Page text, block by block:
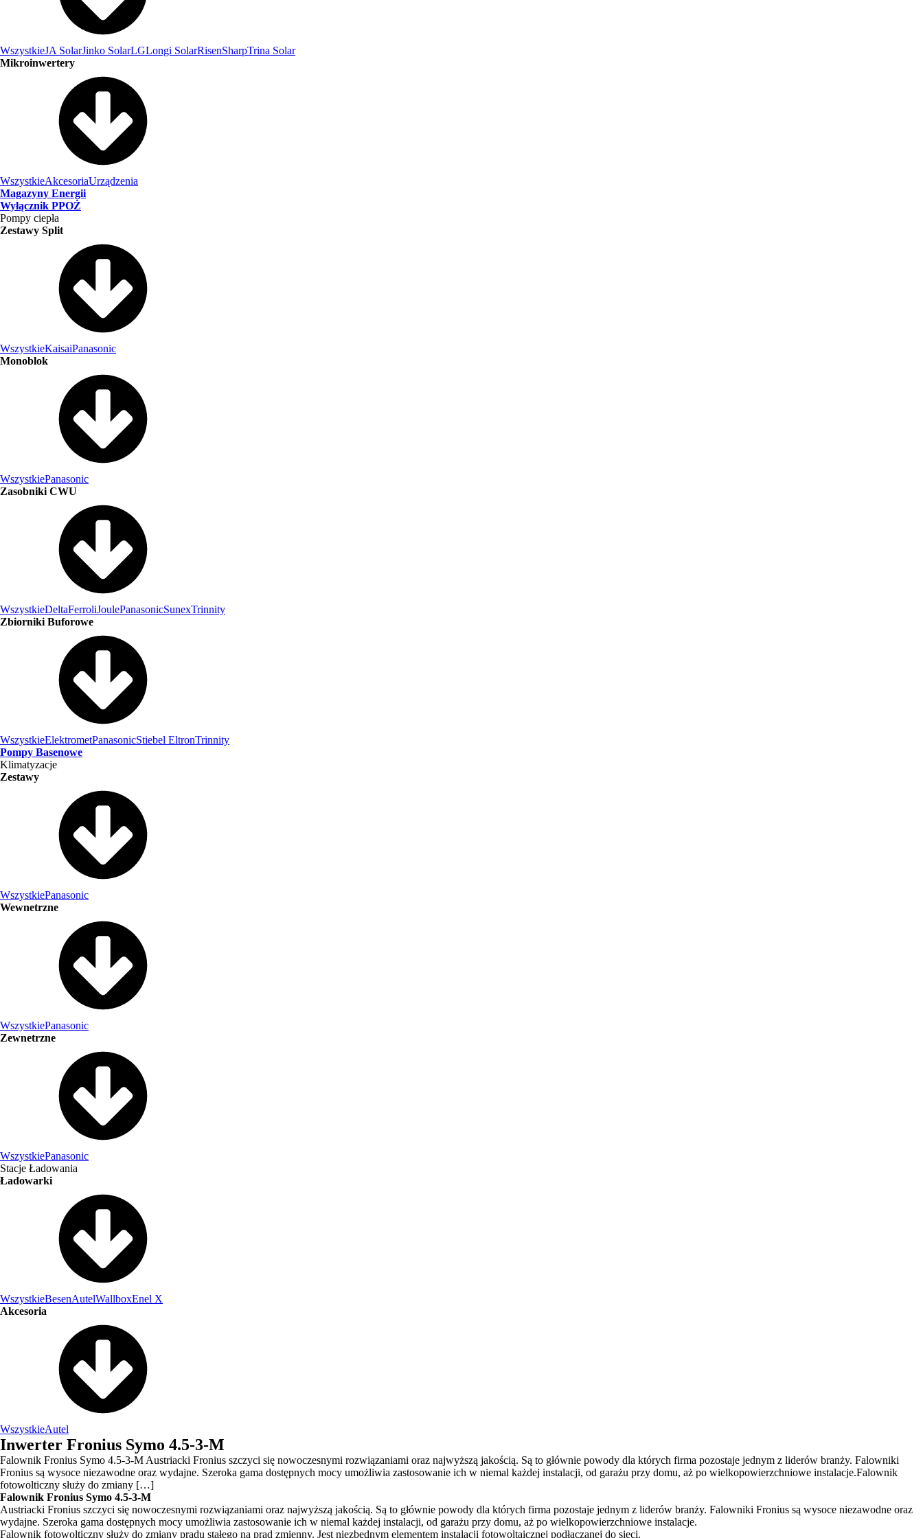
WszystkieJA SolarJinko SolarLGLongi SolarRisenSharpTrina Solar
Mikroinwertery
WszystkieAkcesoriaUrządzenia
Magazyny Energii
Wyłącznik PPOŻ
Pompy ciepła
Zestawy Split
WszystkieKaisaiPanasonic
Monoblok
WszystkiePanasonic
Zasobniki CWU
WszystkieDeltaFerroliJoulePanasonicSunexTrinnity
Zbiorniki Buforowe
WszystkieElektrometPanasonicStiebel EltronTrinnity
Pompy Basenowe
Klimatyzacje
Zestawy
WszystkiePanasonic
Wewnetrzne
WszystkiePanasonic
Zewnetrzne
WszystkiePanasonic
Stacje Ładowania
Ładowarki
WszystkieBesenAutelWallboxEnel X
Akcesoria
WszystkieAutel
Inwerter Fronius Symo 4.5-3-M
Falownik Fronius Symo 4.5-3-M Austriacki Fronius szczyci się nowoczesnymi rozwiązaniami oraz najwyższą jakością. Są to głównie powody dla których firma pozostaje jednym z liderów branży. Falowniki
Fronius są wysoce niezawodne oraz wydajne. Szeroka gama dostępnych mocy umożliwia zastosowanie ich w niemal każdej instalacji, od garażu przy domu, aż po wielkopowierzchniowe instalacje.Falownik
fotowolticzny służy do zmiany […]
Falownik Fronius Symo 4.5-3-M
Austriacki Fronius szczyci się nowoczesnymi rozwiązaniami oraz najwyższą jakością. Są to głównie powody dla których firma pozostaje jednym z liderów branży. Falowniki Fronius są wysoce niezawodne oraz
wydajne. Szeroka gama dostępnych mocy umożliwia zastosowanie ich w niemal każdej instalacji, od garażu przy domu, aż po wielkopowierzchniowe instalacje.
Falownik fotowolticzny służy do zmiany prądu stałego na prąd zmienny. Jest niezbędnym elementem instalacji fotowoltaicznej podłączanej do sieci.